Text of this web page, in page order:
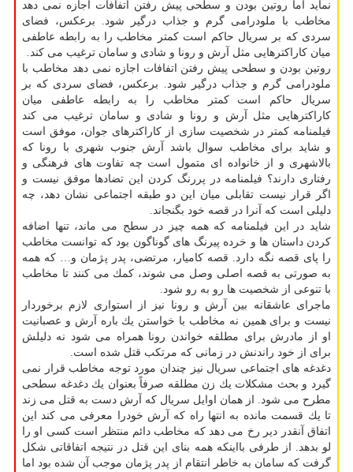
نماید اما روتین بودن و سطحی پیش رفتن اتفافات اجازه نمی دهد
مخاطب با ملودرامی گرم و جذاب درگیر شود. برعكس، فضای
سردی كه بر سریال حاكم است كمتر مخاطب را به رابطه عاطفی
میان كاراكترهایی مثل آرش و رونا و شادی و سامان ترغیب می كند.
روتین بودن و سطحی پیش رفتن اتفافات اجازه نمی دهد مخاطب با
ملودرامی گرم و جذاب درگیر شود. برعكس، فضای سردی كه بر
سریال حاكم است كمتر مخاطب را به رابطه عاطفی میان
كاراكترهایی مثل آرش و رونا و شادی و سامان ترغیب می كند
فیلمنامه كمتر در شخصیت سازی از كاراكترهای جوان، موفق است
و شاید برای مخاطب سوال باشد آرش جنوب شهری با رونا كه
بالاشهری و از خانواده ای متمول است چه تفاوت های فرهنگی و
رفتاری دارند؟ فیلمنامه در پررنگ كردن این تضادها موفق نیست و
اگر قرار نیست تقابلی میان این دو طبقه اجتماعی نشان دهد، چه
دلیلی است كه آنرا در قصه خود بگنجاند.
شاید در این فیلمنامه كه همه چیز در سطح می ماند، تنها اضافه
كردن داستان ها و خرده پیرنگ های گوناگون بود كه توانست مخاطب
را پای قصه نگه دارد. قصه كامیار، مرتضی، پدر پژمان و… كه همه
به صورتی به قصه اصلی وصل می شوند، كمك می كنند تا مخاطب
با تنوعی از شخصیت ها رو به رو شود.
ماجرای عاشقانه بین آرش و رونا نیز از استواری لازم برخوردار
نیست و برای همین نه مخاطب با خواستن یك باره آرش و عصبانیت
او از مادرش برای مطلقه خواندن رونا همراه می شود نه دلیلش
برای از خود راندنش در زمانی كه مرتكب قتل شده است.
دغدغه های اجتماعی سریال نیز چندان مورد توجه مخاطب قرار نمی
گیرد و بحث مشكلات یك زن مطلقه صرفاً بعنوان یك دغدغه سطحی
مطرح می شود. از همان اوایل سریال كه آرش دست به قتل می زند
تا یك قسمت مانده به انتها راه كه آرش خودرا معرفی می كند این
اتفاق آنقدر دیر رخ می دهد كه مخاطب دائم منتظر است كسی او را
لو بدهد. از طرفی بااینكه همه بنای این قتل در نتیجه اتفاقاتی شكل
گرفت كه سامان به خاطر انتقام از پدر پژمان موجب آن شده بود اما